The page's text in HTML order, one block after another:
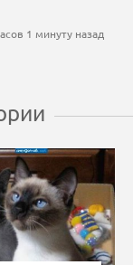
1 минуту назад